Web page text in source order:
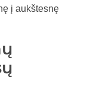
į aukštesnę